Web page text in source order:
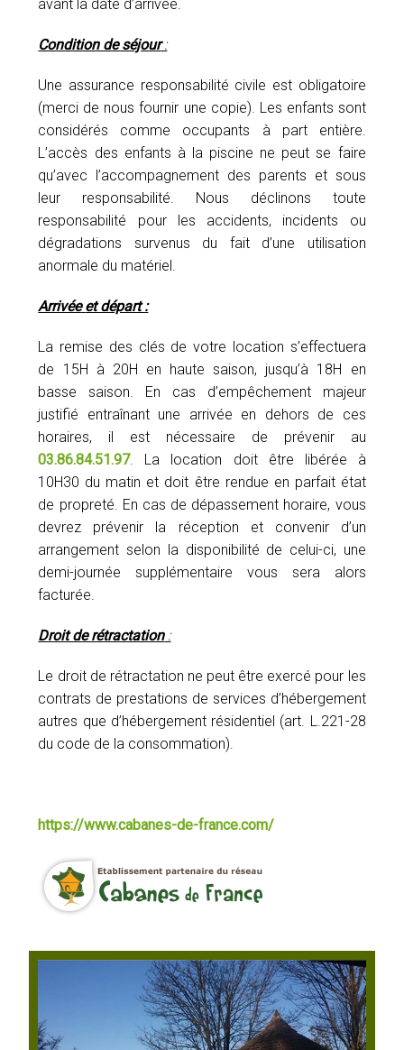
avant la date d’arrivée.
Condition de séjour:
Une assurance responsabilité civile est obligatoire
(merci de nous fournir une copie). Les enfants sont
considérés comme occupants à part entière.
L’accès des enfants à la piscine ne peut se faire
qu’avec l’accompagnement des parents et sous
leur responsabilité. Nous déclinons toute
responsabilité pour les accidents, incidents ou
dégradations survenus du fait d’une utilisation
anormale du matériel.
Arrivée et départ :
La remise des clés de votre location s’effectuera
de 15H à 20H en haute saison, jusqu’à 18H en
basse saison. En cas d’empêchement majeur
justifié entraînant une arrivée en dehors de ces
horaires, il est nécessaire de prévenir au
03.86.84.51.97. La location doit être libérée à
10H30 du matin et doit être rendue en parfait état
de propreté. En cas de dépassement horaire, vous
devrez prévenir la réception et convenir d’un
arrangement selon la disponibilité de celui-ci, une
demi-journée supplémentaire vous sera alors
facturée.
Droit de rétractation:
Le droit de rétractation ne peut être exercé pour les
contrats de prestations de services d’hébergement
autres que d’hébergement résidentiel (art. L.221-28
du code de la consommation).
https://www.cabanes-de-france.com/